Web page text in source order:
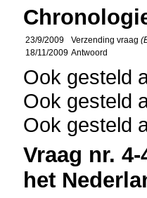
23/9/2009 Verzending vraag
18/11/2009 Antwoord
Ook gesteld
Ook gesteld
Ook gesteld
Vraag nr.
het